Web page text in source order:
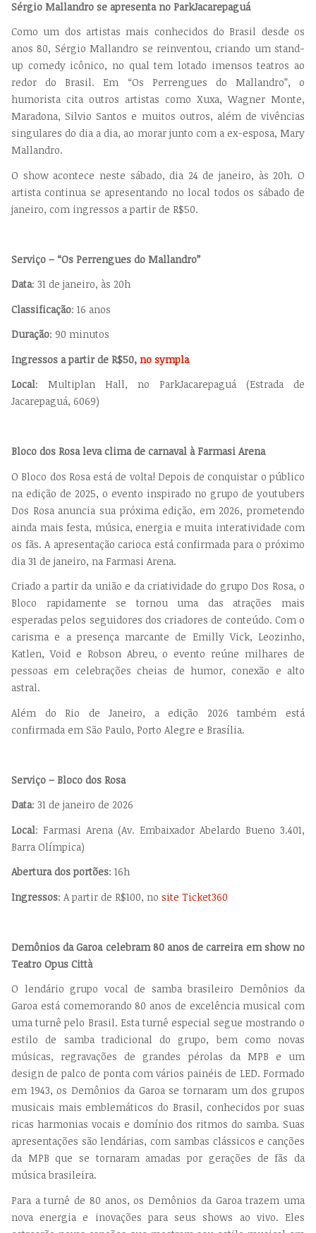
Sérgio Mallandro se apresenta no ParkJacarepaguá
Como um dos artistas mais conhecidos do Brasil desde os
anos 80, Sérgio Mallandro se reinventou, criando um stand-
up comedy icônico, no qual tem lotado imensos teatros ao
redor do Brasil. Em “Os Perrengues do Mallandro”, o
humorista cita outros artistas como Xuxa, Wagner Monte,
Maradona, Silvio Santos e muitos outros, além de vivências
singulares do dia a dia, ao morar junto com a ex-esposa, Mary
Mallandro.
O show acontece neste sábado, dia 24 de janeiro, às 20h. O
artista continua se apresentando no local todos os sábado de
janeiro, com ingressos a partir de R$50.
Serviço – “Os Perrengues do Mallandro”
Data: 31 de janeiro, às 20h
Classificação: 16 anos
Duração: 90 minutos
Ingressos a partir de R$50, no sympla
Local: Multiplan Hall, no ParkJacarepaguá (Estrada de
Jacarepaguá, 6069)
Bloco dos Rosa leva clima de carnaval à Farmasi Arena
O Bloco dos Rosa está de volta! Depois de conquistar o público
na edição de 2025, o evento inspirado no grupo de youtubers
Dos Rosa anuncia sua próxima edição, em 2026, prometendo
ainda mais festa, música, energia e muita interatividade com
os fãs. A apresentação carioca está confirmada para o próximo
dia 31 de janeiro, na Farmasi Arena.
Criado a partir da união e da criatividade do grupo Dos Rosa, o
Bloco rapidamente se tornou uma das atrações mais
esperadas pelos seguidores dos criadores de conteúdo. Com o
carisma e a presença marcante de Emilly Vick, Leozinho,
Katlen, Void e Robson Abreu, o evento reúne milhares de
pessoas em celebrações cheias de humor, conexão e alto
astral.
Além do Rio de Janeiro, a edição 2026 também está
confirmada em São Paulo, Porto Alegre e Brasília.
Serviço – Bloco dos Rosa
Data: 31 de janeiro de 2026
Local: Farmasi Arena (Av. Embaixador Abelardo Bueno 3.401,
Barra Olímpica)
Abertura dos portões: 16h
Ingressos: A partir de R$100, no site Ticket360
Demônios da Garoa celebram 80 anos de carreira em show no
Teatro Opus Città
O lendário grupo vocal de samba brasileiro Demônios da
Garoa está comemorando 80 anos de excelência musical com
uma turnê pelo Brasil. Esta turnê especial segue mostrando o
estilo de samba tradicional do grupo, bem como novas
músicas, regravações de grandes pérolas da MPB e um
design de palco de ponta com vários painéis de LED. Formado
em 1943, os Demônios da Garoa se tornaram um dos grupos
musicais mais emblemáticos do Brasil, conhecidos por suas
ricas harmonias vocais e domínio dos ritmos do samba. Suas
apresentações são lendárias, com sambas clássicos e canções
da MPB que se tornaram amadas por gerações de fãs da
música brasileira.
Para a turnê de 80 anos, os Demônios da Garoa trazem uma
nova energia e inovações para seus shows ao vivo. Eles